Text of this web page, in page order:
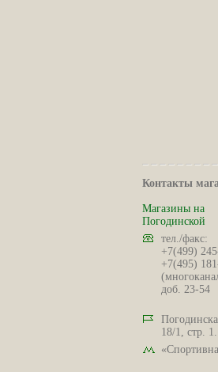
Контакты
Магазины на
Погодинской
тел./факс:
+7(499)
+7(495)
доб. 23-54
18/1, стр. 1.